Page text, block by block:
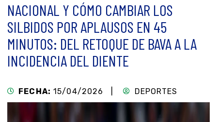
NACIONAL Y CÓMO CAMBIAR LOS
SILBIDOS POR APLAUSOS EN 45
MINUTOS: DEL RETOQUE DE BAVA A LA
INCIDENCIA DEL DIENTE
FECHA: 15/04/2026 | DEPORTES